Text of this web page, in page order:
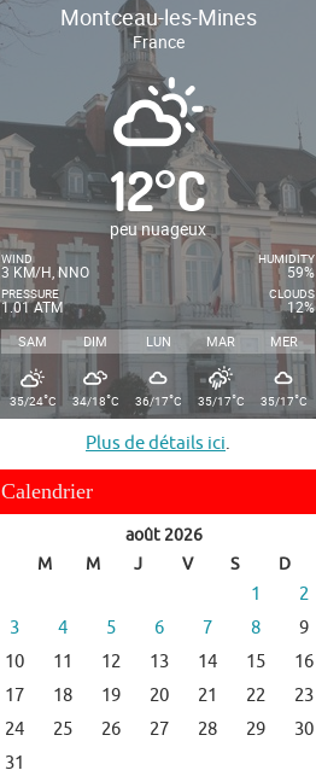
Montceau-les-Mines
France
12°C
peu nuageux
WIND
3 KM/H, NNO
PRESSURE
1.01 ATM
HUMIDITY
59%
CLOUDS
12%
SAM DIM LUN MAR MER
35/24°C 34/18°C 36/17°C 35/17°C 35/17°C
Plus de détails ici.
Calendrier
août 2026
M M J V S D
1
2
3
4 5 6 7 8
9
10
11 12 13 14 15
16
17
18 19 20 21 22
23
24
25 26 27 28 29
30
31